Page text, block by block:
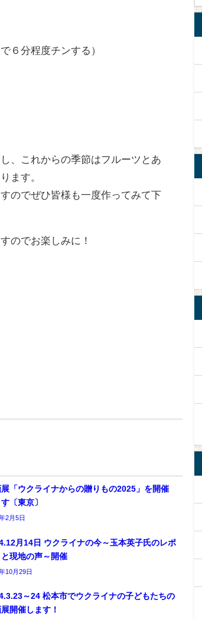
６分程度チンする）
、これからの季節はフルーツとあ
ます。
のでぜひ皆様も一度作ってみて下
のでお楽しみに！
「ウクライナからの贈りもの2025」を開催
〔東京〕
2月5日
月14日 ウクライナの今～玉本英子氏のレポ
と現地の声～開催
10月29日
～24 松本市でウクライナの子どもたちの
開催します！